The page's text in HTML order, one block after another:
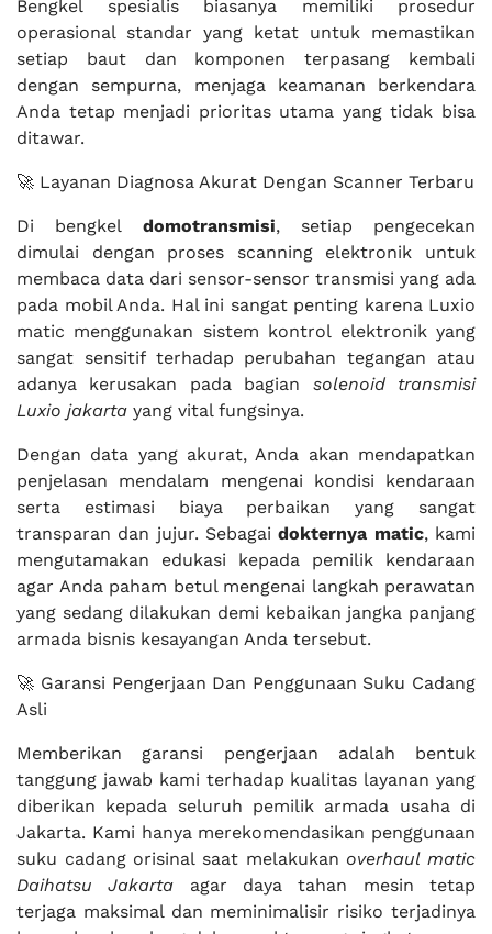
Bengkel spesialis biasanya memiliki prosedur
operasional standar yang ketat untuk memastikan
setiap baut dan komponen terpasang kembali
dengan sempurna, menjaga keamanan berkendara
Anda tetap menjadi prioritas utama yang tidak bisa
ditawar.
🚀 Layanan Diagnosa Akurat Dengan Scanner Terbaru
Di bengkel domotransmisi, setiap pengecekan
dimulai dengan proses scanning elektronik untuk
membaca data dari sensor-sensor transmisi yang ada
pada mobil Anda. Hal ini sangat penting karena Luxio
matic menggunakan sistem kontrol elektronik yang
sangat sensitif terhadap perubahan tegangan atau
adanya kerusakan pada bagian solenoid transmisi
Luxio jakarta yang vital fungsinya.
Dengan data yang akurat, Anda akan mendapatkan
penjelasan mendalam mengenai kondisi kendaraan
serta estimasi biaya perbaikan yang sangat
transparan dan jujur. Sebagaidokternya matic, kami
mengutamakan edukasi kepada pemilik kendaraan
agar Anda paham betul mengenai langkah perawatan
yang sedang dilakukan demi kebaikan jangka panjang
armada bisnis kesayangan Anda tersebut.
🚀 Garansi Pengerjaan Dan Penggunaan Suku Cadang
Asli
Memberikan garansi pengerjaan adalah bentuk
tanggung jawab kami terhadap kualitas layanan yang
diberikan kepada seluruh pemilik armada usaha di
Jakarta. Kami hanya merekomendasikan penggunaan
suku cadang orisinal saat melakukan overhaul matic
Daihatsu Jakarta agar daya tahan mesin tetap
terjaga maksimal dan meminimalisir risiko terjadinya